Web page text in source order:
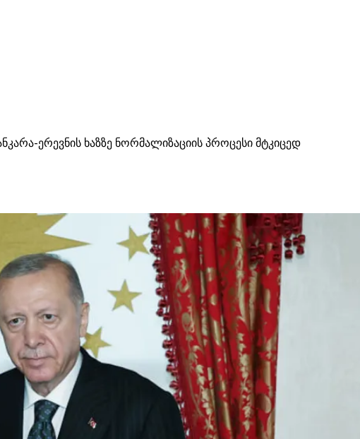
ერევნის ხაზზე ნორმალიზაციის პროცესი მტკიცედ